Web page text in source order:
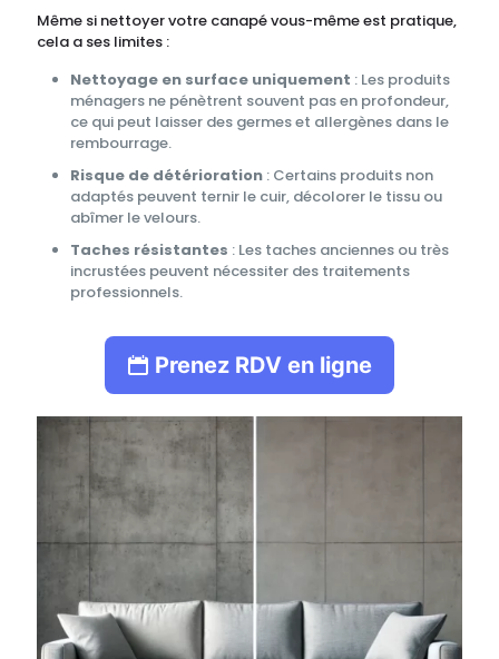
Même si nettoyer votre canapé vous-même est pratique,
cela a ses limites :
Nettoyage en surface uniquement : Les produits
ménagers ne pénètrent souvent pas en profondeur,
ce qui peut laisser des germes et allergènes dans le
rembourrage.
Risque de détérioration : Certains produits non
adaptés peuvent ternir le cuir, décolorer le tissu ou
abîmer le velours.
Taches résistantes : Les taches anciennes ou très
incrustées peuvent nécessiter des traitements
professionnels.
Prenez RDV en ligne